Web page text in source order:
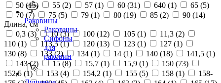
Раковины
Раковины
Сифоны
для
раковин
50 (15) 55 (2) 57 (1) 60 (31) 640 (1) 65 (5)
70 (7) 75 (5) 79 (1) 80 (19) 85 (2) 90 (14)
Длина, см
0,3 (3) 10 (3) 100 (12) 105 (1) 11,3 (2)
110 (1) 113,5 (1) 120 (13) 123 (1) 127 (1)
130 (8) 133 (2) 134 (1) 14 (1) 140 (18) 141,5 (1)
143 (2) 15 (8) 15,7 (1) 15,9 (1) 150 (73)
152,5 (1) 153 (4) 154,2 (1) 155 (5) 158 (1)
158-